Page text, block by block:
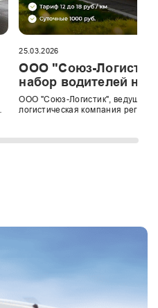
25.03.2026
ООО "Союз-
набор водителей на
54901
ООО "Союз-Логистик", ведущая
логистическая компания
КАМАЗ 54901.